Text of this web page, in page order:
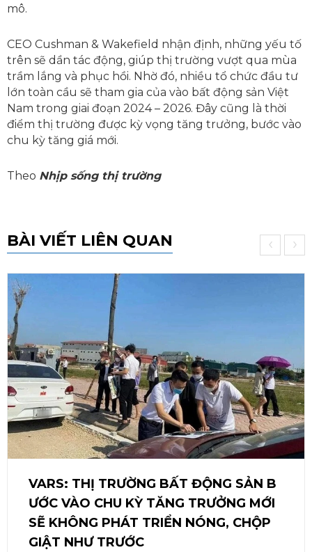
mô.
CEO Cushman & Wakefield nhận định, những yếu tố
trên sẽ dần tác động, giúp thị trường vượt qua mùa
trầm lắng và phục hồi. Nhờ đó, nhiều tổ chức đầu tư
lớn toàn cầu sẽ tham gia của vào bất động sản Việt
Nam trong giai đoạn 2024 – 2026. Đây cũng là thời
điểm thị trường được kỳ vọng tăng trưởng, bước vào
chu kỳ tăng giá mới.
Theo Nhịp sống thị trường
BÀI VIẾT LIÊN QUAN
VARS: THỊ TRƯỜNG BẤT ĐỘNG SẢN B
ƯỚC VÀO CHU KỲ TĂNG TRƯỞNG MỚI
SẼ KHÔNG PHÁT TRIỂN NÓNG, CHỘP
GIẬT NHƯ TRƯỚC
‹ ›